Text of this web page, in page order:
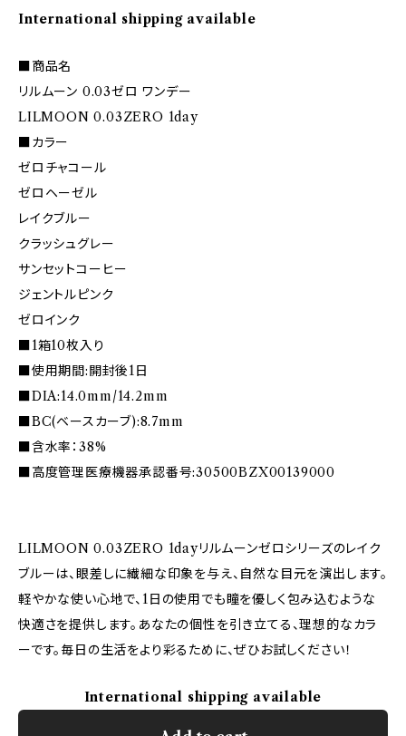
International shipping available
■商品名
リルムーン 0.03ゼロ ワンデー
LILMOON 0.03ZERO 1day
■カラー
ゼロチャコール
ゼロヘーゼル
レイクブルー
クラッシュグレー
サンセットコーヒー
ジェントルピンク
ゼロインク
■1箱10枚入り
■使用期間:開封後1日
■DIA:14.0mm/14.2mm
■BC(ベースカーブ):8.7mm
■含水率：38%
■高度管理医療機器承認番号:30500BZX00139000
LILMOON 0.03ZERO 1dayリルムーンゼロシリーズのレイク
ブルーは、眼差しに繊細な印象を与え、自然な目元を演出します。
軽やかな使い心地で、1日の使用でも瞳を優しく包み込むような
快適さを提供します。あなたの個性を引き立てる、理想的なカラ
ーです。毎日の生活をより彩るために、ぜひお試しください！
International shipping available